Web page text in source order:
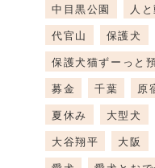
中目黒公園
人
代官山
保護犬
保護犬猫ずーっと
募金
千葉 原
夏休み
大型犬
大谷翔平
大阪